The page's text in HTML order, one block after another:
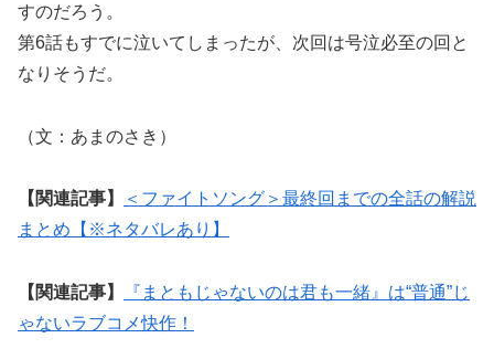
すのだろう。
第6話もすでに泣いてしまったが、次回は号泣必至の回と
なりそうだ。
（文：あまのさき）
【関連記事】
＜ファイトソング＞最終回までの全話の解説
まとめ【※ネタバレあり】
【関連記事】
『まともじゃないのは君も一緒』は“普通”じ
ゃないラブコメ快作！